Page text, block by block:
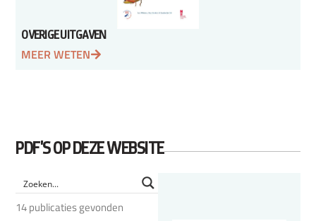
OVERIGE UITGAVEN
MEER WETEN
PDF'S OP DEZE WEBSITE
14publicaties gevonden